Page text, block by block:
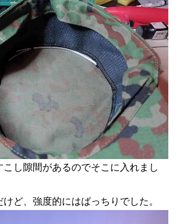
し隙間があるのでそこに入れまし
ど、強度的にはばっちりでした。